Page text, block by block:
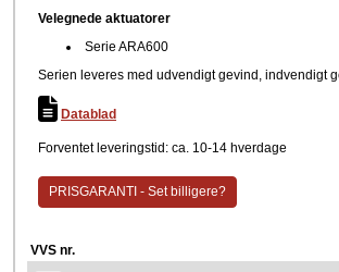
Velegnede aktuatorer
Serie ARA600
Serien leveres med udvendigt gevind, indvendigt
Datablad
Forventet leveringstid: ca. 10-14 hverdage
PRISGARANTI - Set billigere?
VVS nr.